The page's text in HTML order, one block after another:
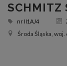
SCHMITZ
nr II1AJ4
Środa Śląska,